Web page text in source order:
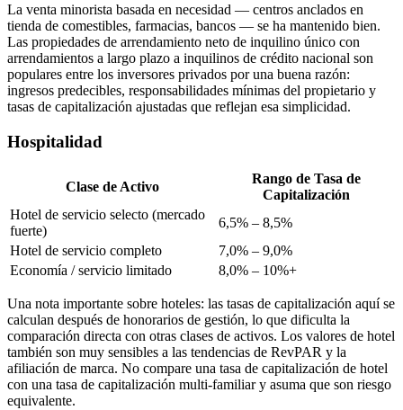
La venta minorista basada en necesidad — centros anclados en
tienda de comestibles, farmacias, bancos — se ha mantenido bien.
Las propiedades de arrendamiento neto de inquilino único con
arrendamientos a largo plazo a inquilinos de crédito nacional son
populares entre los inversores privados por una buena razón:
ingresos predecibles, responsabilidades mínimas del propietario y
tasas de capitalización ajustadas que reflejan esa simplicidad.
Hospitalidad
Clase de Activo
Rango de Tasa de
Capitalización
Hotel de servicio selecto (mercado
fuerte)
6,5% – 8,5%
Hotel de servicio completo
7,0% – 9,0%
Economía / servicio limitado
8,0% – 10%+
Una nota importante sobre hoteles: las tasas de capitalización aquí se
calculan después de honorarios de gestión, lo que dificulta la
comparación directa con otras clases de activos. Los valores de hotel
también son muy sensibles a las tendencias de RevPAR y la
afiliación de marca. No compare una tasa de capitalización de hotel
con una tasa de capitalización multi-familiar y asuma que son riesgo
equivalente.